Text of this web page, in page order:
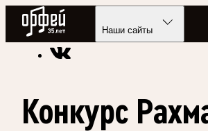
Радио Орфей
Наши сайты
Радио классической музыки «Орфей»
Конкурс